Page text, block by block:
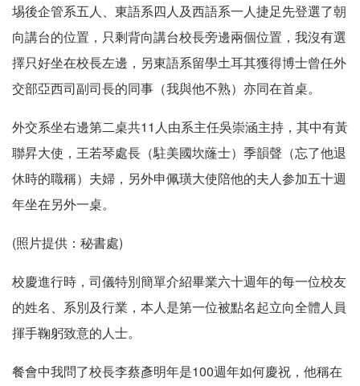
埸後企管系五人、東語系四人及西語系一人捷足先登選了朝
向講台的位置，只剩背向講台校長旁邊兩個位置，我沒有選
擇只好坐在校長左邊，另東語系留學土耳其獲得博士曾任外
交部亞西司副司長的同事（我與他不熟）亦同在首桌。
外交系坐右邊第二桌共11人由系主任吳崇涵主持，其中有黃
聯昇大使，王若琴處長（駐美國坎蕯士）季韻聲（忘了他退
休時的職稱）夫婦，另外申佩璜大使陪他的夫人参加五十週
年坐在另外一桌。
(照片提供：秘書處)
校慶進行時，司儀特別簡單介紹畢業六十週年的每一位校友
的姓名、系別及行業，本人是第一位被點名起立向全體人員
揮手鞠躬致意的人士。
餐會中我問了校長李蔡彥明年是100週年如何慶祝，他稱在